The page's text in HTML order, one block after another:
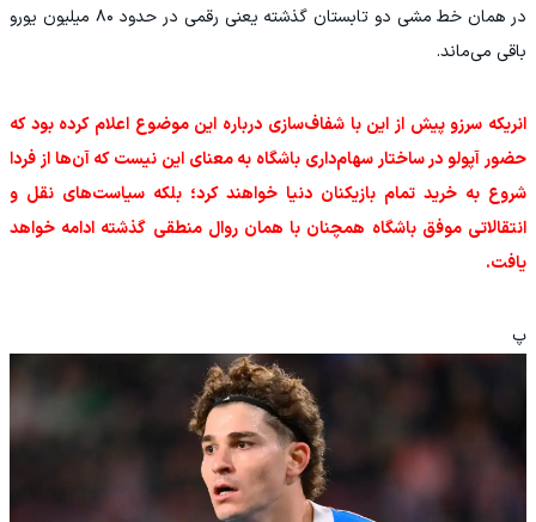
در همان خط مشی دو تابستان گذشته یعنی رقمی در حدود ۸۰ میلیون یورو
باقی می‌ماند.
انریکه سرزو پیش از این با شفاف‌سازی درباره این موضوع اعلام کرده بود که
حضور آپولو در ساختار سهام‌داری باشگاه به معنای این نیست که آن‌ها از فردا
شروع به خرید تمام بازیکنان دنیا خواهند کرد؛ بلکه سیاست‌های نقل و
انتقالاتی موفق باشگاه همچنان با همان روال منطقی گذشته ادامه خواهد
یافت.
پ